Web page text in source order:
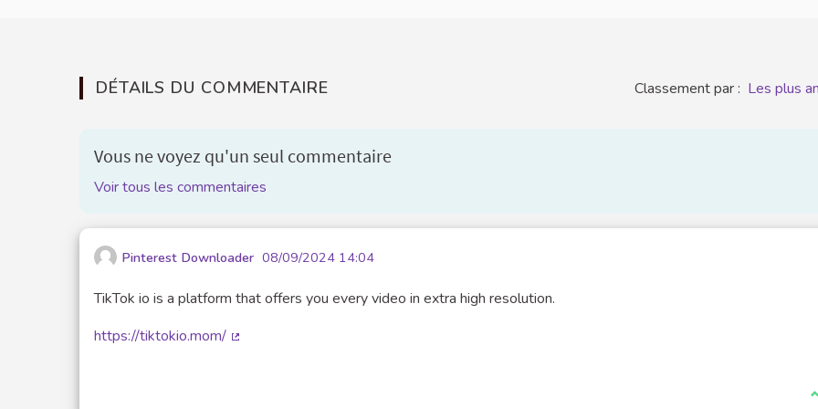
DÉTAILS DU COMMENTAIRE Classement par : Les plus
Vous ne voyez qu'un seul commentaire
Voir tous les commentaires
Pinterest Downloader 08/09/2024 14:04
TikTok io is a platform that offers you every video in extra high resolution.
https://tiktokio.mom/